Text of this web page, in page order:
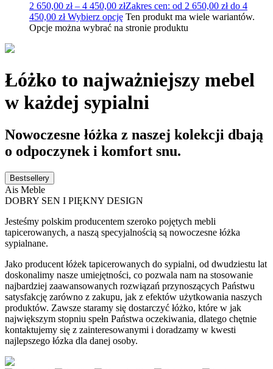
2 650,00 zł – 4 450,00 złZakres cen: od 2 650,00 zł do 4
450,00 zł Wybierz opcję Ten produkt ma wiele wariantów.
Opcje można wybrać na stronie produktu
Łóżko to najważniejszy mebel
w każdej sypialni
Nowoczesne łóżka z naszej kolekcji dbają
o odpoczynek i komfort snu.
Bestsellery
Ais Meble
DOBRY SEN I PIĘKNY DESIGN
Jesteśmy polskim producentem szeroko pojętych mebli
tapicerowanych, a naszą specyjalnością są nowoczesne łóżka
sypialnane.
Jako producent łóżek tapicerowanych do sypialni, od dwudziestu lat
doskonalimy nasze umiejętności, co pozwala nam na stosowanie
najbardziej zaawansowanych rozwiązań przynoszących Państwu
satysfakcję zarówno z zakupu, jak z efektów użytkowania naszych
produktów. Zawsze staramy się dostarczyć łóżko, które w jak
największym stopniu spełn Państwa oczekiwania, dlatego chętnie
kontaktujemy się z zainteresowanymi i doradzamy w kwesti
najlepszego łózka dla danej osoby.